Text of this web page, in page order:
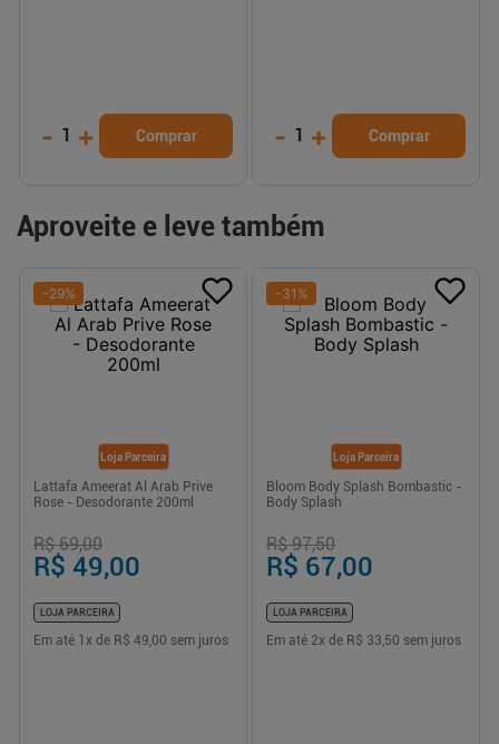
- 1 + Comprar - 1 + Comprar
Aproveite e leve também
Loja Parceira
-29%
Lattafa Ameerat Al Arab Prive
Rose - Desodorante 200ml
R$ 69,00
R$ 49,00
LOJA PARCEIRA
Em até 1 x de R$ 49,00 sem juros
Loja Parceira
-31 %
Bloom Body Splash Bombastic -
Body Splash
R$ 97,50
R$ 67,00
LOJA PARCEIRA
Em até 2x de R$ 33,50 sem juros